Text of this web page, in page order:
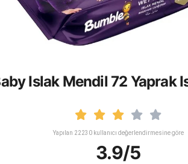
Islak Mendil 72 Yaprak
Yapılan 22230 kullanıcı değerlendirmesine göre
3.9/5